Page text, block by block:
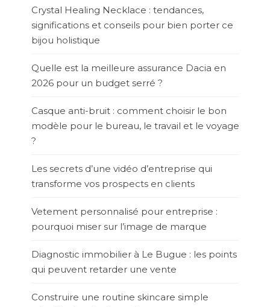
Crystal Healing Necklace : tendances,
significations et conseils pour bien porter ce
bijou holistique
Quelle est la meilleure assurance Dacia en
2026 pour un budget serré ?
Casque anti-bruit : comment choisir le bon
modèle pour le bureau, le travail et le voyage
?
Les secrets d’une vidéo d’entreprise qui
transforme vos prospects en clients
Vetement personnalisé pour entreprise :
pourquoi miser sur l’image de marque
Diagnostic immobilier à Le Bugue : les points
qui peuvent retarder une vente
Construire une routine skincare simple